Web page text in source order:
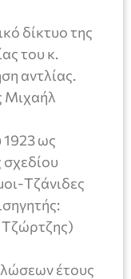
δίκτυο της
του κ.
αντλίας.
Μιχαήλ
ως
σχεδίου
Τζάνιδες
Τζώρτζης)
έτους